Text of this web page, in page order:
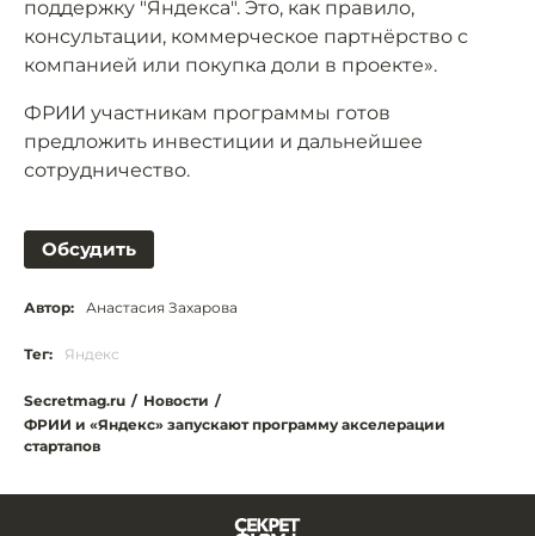
поддержку "Яндекса". Это, как правило,
консультации, коммерческое партнёрство с
компанией или покупка доли в проекте».
ФРИИ участникам программы готов
предложить инвестиции и дальнейшее
сотрудничество.
Обсудить
Автор: Анастасия Захарова
Тег: Яндекс
Secretmag.ru / Новости /
ФРИИ и «Яндекс» запускают программу акселерации
стартапов